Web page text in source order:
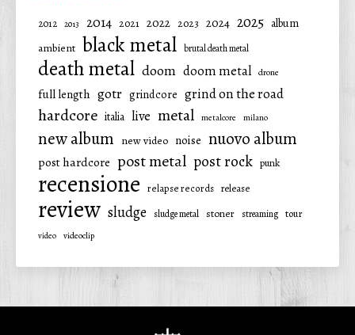
2012 2013 2014 2021 2022 2023 2024 2025 album
ambient black metal brutal death metal
death metal doom doom metal drone
full length gotr grindcore grind on the road
hardcore italia live metal metalcore milano
new album new video noise nuovo album
post hardcore post metal post rock punk
recensione relapse records release
review sludge sludge metal stoner streaming tour
video videoclip